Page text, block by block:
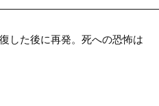
た後に再発。死への恐怖は